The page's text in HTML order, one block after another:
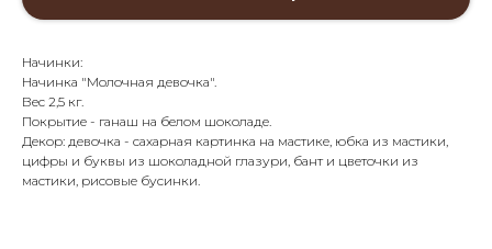
Начинки:
Начинка "Молочная девочка".
Вес 2,5 кг.
Покрытие - ганаш на белом шоколаде.
Декор: девочка - сахарная картинка на мастике, юбка из мастики,
цифры и буквы из шоколадной глазури, бант и цветочки из
мастики, рисовые бусинки.